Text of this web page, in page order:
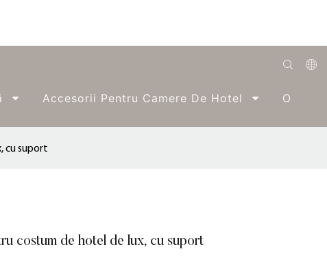
Accesorii Pentru Camere De Hotel O
cu suport
costum de hotel de lux, cu suport